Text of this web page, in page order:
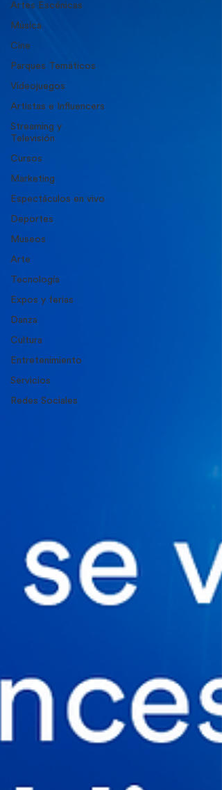
Artes Escénicas
Música
Cine
Parques Temáticos
Videojuegos
Artistas e Influencers
Streaming y
Televisión
Cursos
Marketing
Espectáculos en vivo
Deportes
Museos
Arte
Tecnología
Expos y ferias
Danza
Cultura
Entretenimiento
Servicios
Redes Sociales